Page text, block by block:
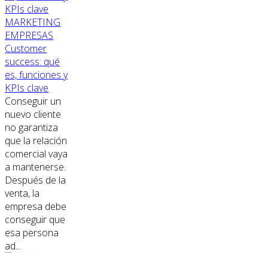
MARKETING
EMPRESAS
Customer
success: qué
es, funciones y
KPIs clave
Conseguir un
nuevo cliente
no garantiza
que la relación
comercial vaya
a mantenerse.
Después de la
venta, la
empresa debe
conseguir que
esa persona
ad...